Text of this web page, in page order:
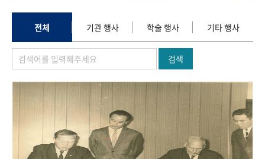
성과 50선 숫자로 보는 50년
세계와 함께 한 KIHASA
VR 역사관
전체 기관 행사 학술 행사 기타 행사
검색